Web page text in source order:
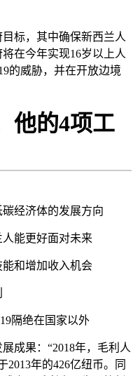
标，其中确保新西兰人
在今年实现16岁以上人
的威胁，并在开放边境
他的4项工
经济体的发展方向
能更好面对未来
和增加收入机会
隔绝在国家以外
成果：“2018年，毛利人
2013年的426亿纽币。同